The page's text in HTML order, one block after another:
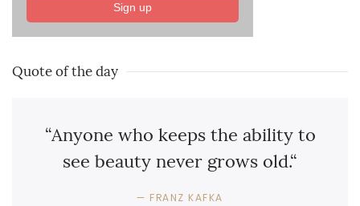
Sign up
Quote of the day
“Anyone who keeps the ability to
see beauty never grows old.“
FRANZ KAFKA